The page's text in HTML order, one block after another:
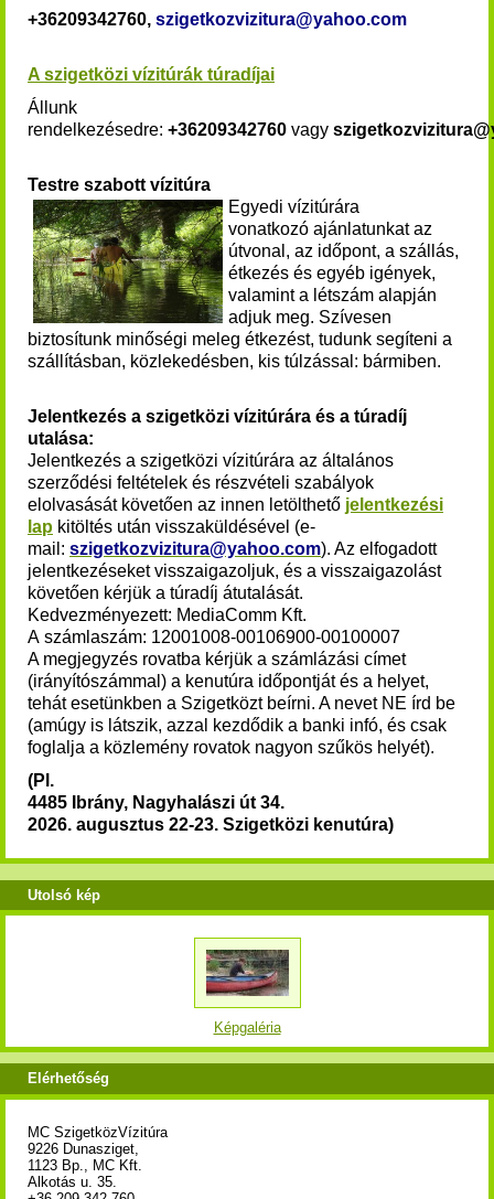
+36209342760, szigetkozvizitura@yahoo.com
A szigetközi vízitúrák túradíjai
Állunk
rendelkezésedre: +36209342760 vagy
Testre szabott vízitúra
Egyedi vízitúrára
vonatkozó ajánlatunkat az
útvonal, az időpont, a szállás,
étkezés és egyéb igények,
valamint a létszám alapján
adjuk meg. Szívesen
biztosítunk minőségi meleg étkezést, tudunk segíteni a
szállításban, közlekedésben, kis túlzással: bármiben.
Jelentkezés a szigetközi vízitúrára és a túradíj
utalása:
Jelentkezés a szigetközi vízitúrára az általános
szerződési feltételek és részvételi szabályok
elolvasását követően az innen letölthető jelentkezési
lap kitöltés után visszaküldésével (e-
mail: szigetkozvizitura@yahoo.com). Az elfogadott
jelentkezéseket visszaigazoljuk, és a visszaigazolást
követően kérjük a túradíj átutalását.
Kedvezményezett: MediaComm Kft.
A számlaszám: 12001008-00106900-00100007
A megjegyzés rovatba kérjük a számlázási címet
(irányítószámmal) a kenutúra időpontját és a helyet,
tehát esetünkben a Szigetközt beírni. A nevet NE írd be
(amúgy is látszik, azzal kezdődik a banki infó, és csak
foglalja a közlemény rovatok nagyon szűkös helyét).
(Pl.
4485 Ibrány, Nagyhalászi út 34.
2026. augusztus 22-23. Szigetközi kenutúra)
Utolsó kép
Képgaléria
Elérhetőség
MC SzigetközVízitúra
9226 Dunasziget,
1123 Bp., MC Kft.
Alkotás u. 35.